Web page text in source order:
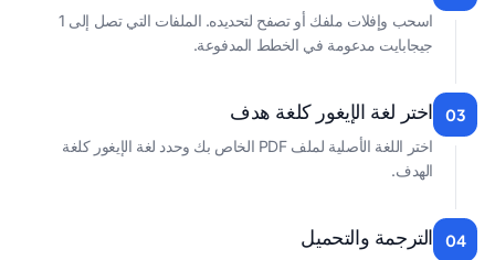
اسحب وإفلات ملفك أو تصفح لتحديده. الملفات التي تصل إلى 1
جيجابايت مدعومة في الخطط المدفوعة.
03 اختر لغة الإيغور كلغة هدف
اختر اللغة الأصلية لملف PDF الخاص بك وحدد لغة الإيغور كلغة
الهدف.
04 الترجمة والتحميل